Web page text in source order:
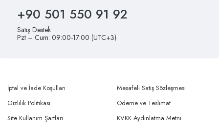
+90 501 550 91 92
Satış Destek
Pzt – Cum: 09:00-17:00 (UTC+3)
İptal ve İade Koşulları
Gizlilik Politikası
Site Kullanım Şartları
Mesafeli Satış Sözleşmesi
Ödeme ve Teslimat
KVKK Aydınlatma Metni